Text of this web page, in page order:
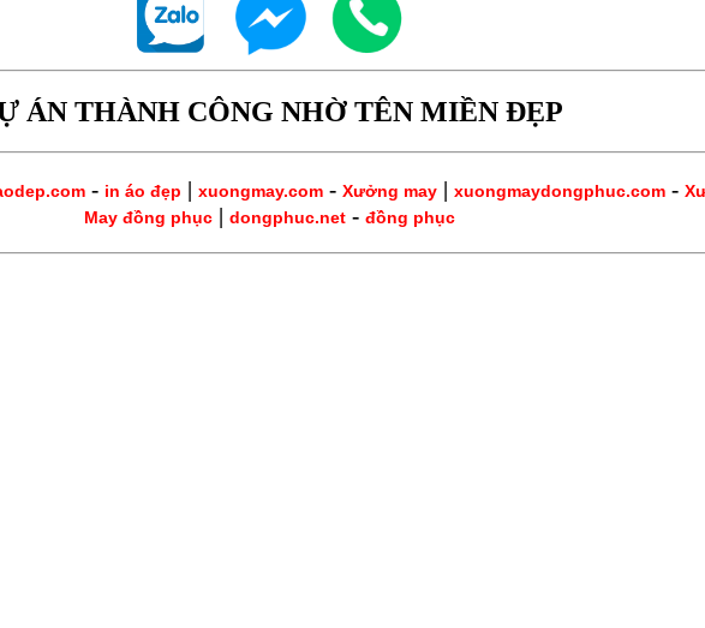
ÁN THÀNH CÔNG NHỜ TÊN MIỀN ĐẸP
- in áo đẹp | xuongmay.com - Xưởng may | xuongmaydongphuc.com -
May đồng phục| dongphuc.net- đồng phục